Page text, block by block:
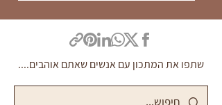
שתפו את המתכון עם אנשים שאתם אוהבים....